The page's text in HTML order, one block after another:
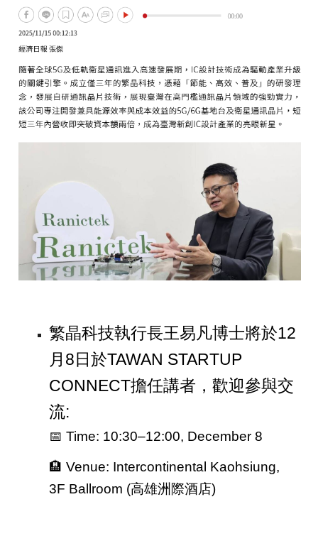
繁晶科技執行長王易凡博士將於12
月8日於TAWAN STARTUP
CONNECT擔任講者，歡迎參與交
流:
📅 Time: 10:30–12:00, December 8
🏨 Venue: Intercontinental Kaohsiung,
3F Ballroom (高雄洲際酒店)